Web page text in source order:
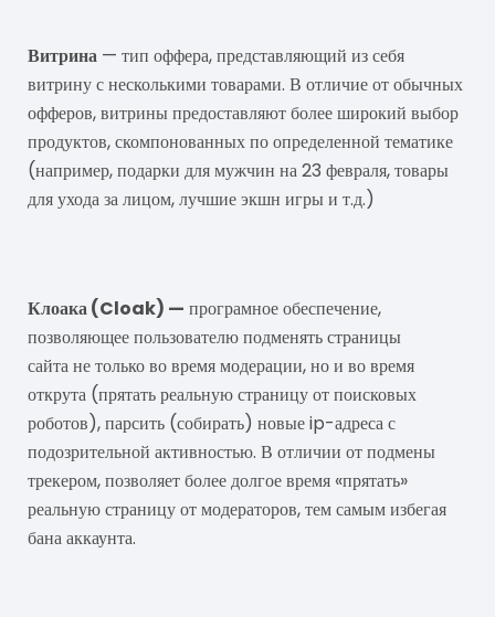
Витрина — тип оффера, представляющий из себя
витрину с несколькими товарами. В отличие от обычных
офферов, витрины предоставляют более широкий выбор
продуктов, скомпонованных по определенной тематике
(например, подарки для мужчин на 23 февраля, товары
для ухода за лицом, лучшие экшн игры и т.д.)
Клоака (Cloak) — програмное обеспечение,
позволяющее пользователю подменять страницы
сайта не только во время модерации, но и во время
открута (прятать реальную страницу от поисковых
роботов), парсить (собирать) новые ip-адреса с
подозрительной активностью. В отличии от подмены
трекером, позволяет более долгое время «прятать»
реальную страницу от модераторов, тем самым избегая
бана аккаунта.